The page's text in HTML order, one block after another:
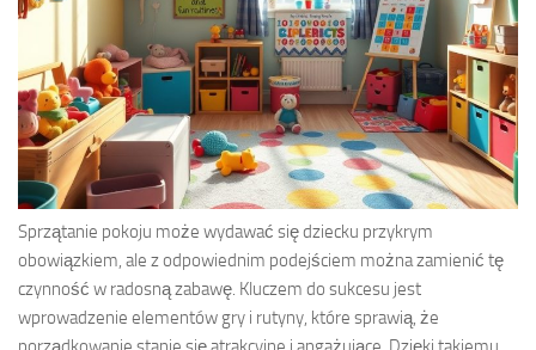
Sprzątanie pokoju może wydawać się dziecku przykrym
obowiązkiem, ale z odpowiednim podejściem można zamienić tę
czynność w radosną zabawę. Kluczem do sukcesu jest
wprowadzenie elementów gry i rutyny, które sprawią, że